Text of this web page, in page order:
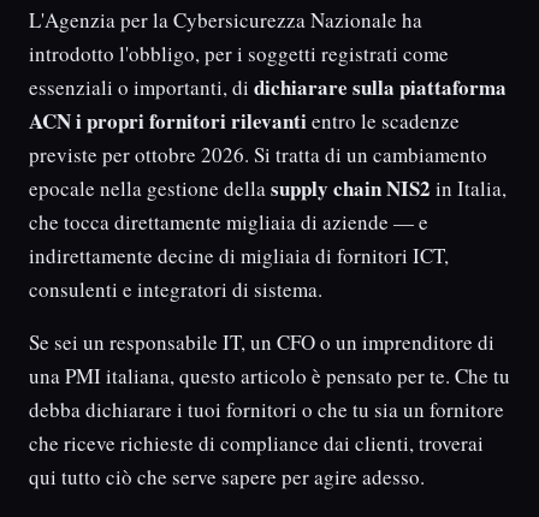
L'Agenzia per la Cybersicurezza Nazionale ha
introdotto l'obbligo, per i soggetti registrati come
essenziali o importanti, di dichiarare sulla piattaforma
ACN i propri fornitori rilevantientro le scadenze
previste per ottobre 2026. Si tratta di un cambiamento
epocale nella gestione dellasupply chain NIS2 in Italia,
che tocca direttamente migliaia di aziende — e
indirettamente decine di migliaia di fornitori ICT,
consulenti e integratori di sistema.
Se sei un responsabile IT, un CFO o un imprenditore di
una PMI italiana, questo articolo è pensato per te. Che tu
debba dichiarare i tuoi fornitori o che tu sia un fornitore
che riceve richieste di compliance dai clienti, troverai
qui tutto ciò che serve sapere per agire adesso.